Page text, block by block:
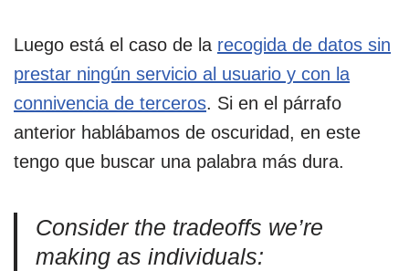
Luego está el caso de la recogida de datos sin
prestar ningún servicio al usuario y con la
connivencia de terceros. Si en el párrafo
anterior hablábamos de oscuridad, en este
tengo que buscar una palabra más dura.
Consider the tradeoffs we’re
making as individuals: